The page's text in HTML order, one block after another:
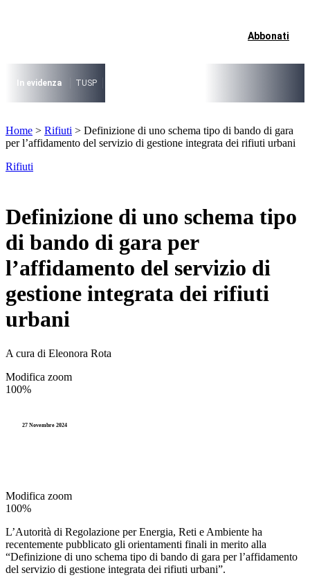
I più cercati
Lorem ipsum dolor sit amet consectetur
Lorem ipsum dolor sit amet consectetur
Abbonati
In evidenza TUSP
Lorem ipsum dolor sit amet consectetur
Home > Rifiuti > Definizione di uno schema tipo di bando di gara
per l’affidamento del servizio di gestione integrata dei rifiuti urbani
Rifiuti
Definizione di uno schema tipo
di bando di gara per
l’affidamento del servizio di
gestione integrata dei rifiuti
urbani
A cura di Eleonora Rota
Modifica zoom
100%
27 Novembre 2024
Modifica zoom
100%
L’Autorità di Regolazione per Energia, Reti e Ambiente ha
recentemente pubblicato gli orientamenti finali in merito alla
“Definizione di uno schema tipo di bando di gara per l’affidamento
del servizio di gestione integrata dei rifiuti urbani”.